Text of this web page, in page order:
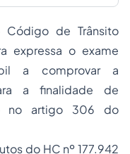
Código de Trânsito
expressa o exame
a comprovar a
a finalidade de
no artigo 306 do
do HC nº 177.942